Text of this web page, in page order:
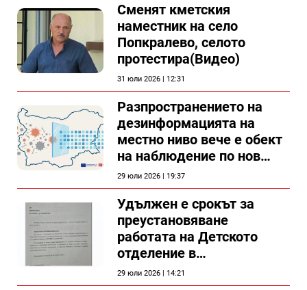
Сменят кметския
наместник на село
Попкралево, селото
протестира(Видео)
31 юли 2026 | 12:31
Разпространението на
дезинформацията на
местно ниво вече е обект
на наблюдение по нов
проект
29 юли 2026 | 19:37
Удължен е срокът за
преустановяване
работата на Детското
отделение в
силистренската болница
29 юли 2026 | 14:21